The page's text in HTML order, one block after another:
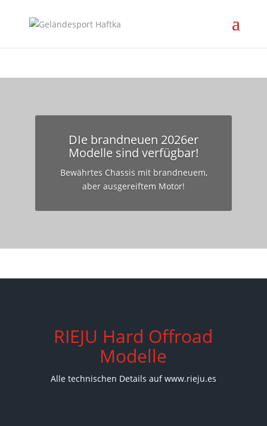
DIe brandneuen 2026er
Modelle sind verfügbar!
Bewährtes Chassis mit brandneuem,
aber ausgereiftem Motor!
RIEJU Hard Offroad
Modelle
Alle technischen Details auf www.rieju.es